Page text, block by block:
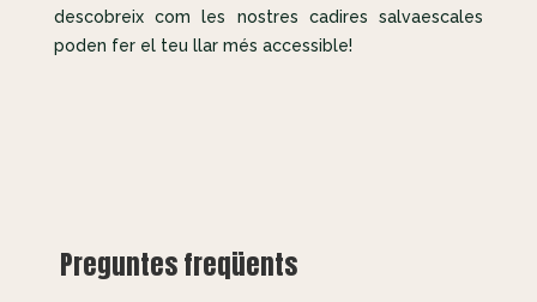
descobreix com les nostres cadires salvaescales
poden fer el teu llar més accessible!
Preguntes freqüents